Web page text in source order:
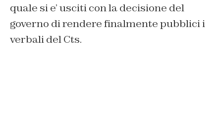
quale si e’ usciti con la decisione del
governo di rendere finalmente pubblici i
verbali del Cts.